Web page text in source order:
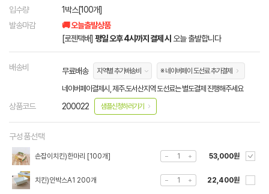
입수량
1박스[100개]
발송마감
🚚 오늘출발상품
[로젠택배] 평일 오후 4시까지 결제 시 오늘 출발합니다
배송비 무료배송 지역별 추가배송비 ※ 네이버페이 도선료 추가결제
네이버페이결제시, 제주.도서산지역 도선료는 별도결제 진행해주세요
상품코드 200022 샘플신청하러가기
구성품선택
손잡이치킨)한마리 [100개] 53,000원
치킨)인박스A1 200개 22,400원